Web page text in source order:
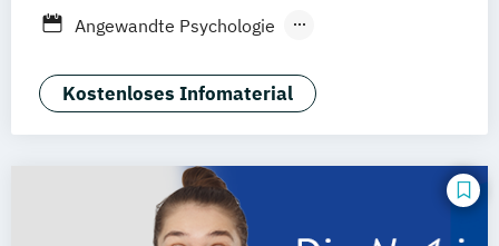
Psychologie
Wirtschaftspsychologie
Wirtschaftspsychologie & Künstliche
Intelligenz
Wirtschaftspsychologie & Leadership
Wirtschaftspsychologie im Online-
Abendstudium
Angewandte Psychologie
Persönlichkeitspsychologie
Gesundheitspsychologie
Psychologie für Führungskräfte
Psychologische Grundlagen der sozialen
Kostenloses Infomaterial